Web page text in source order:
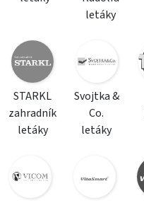
letáky
STARKL
zahradník
letáky
Svojtka &
Co.
letáky